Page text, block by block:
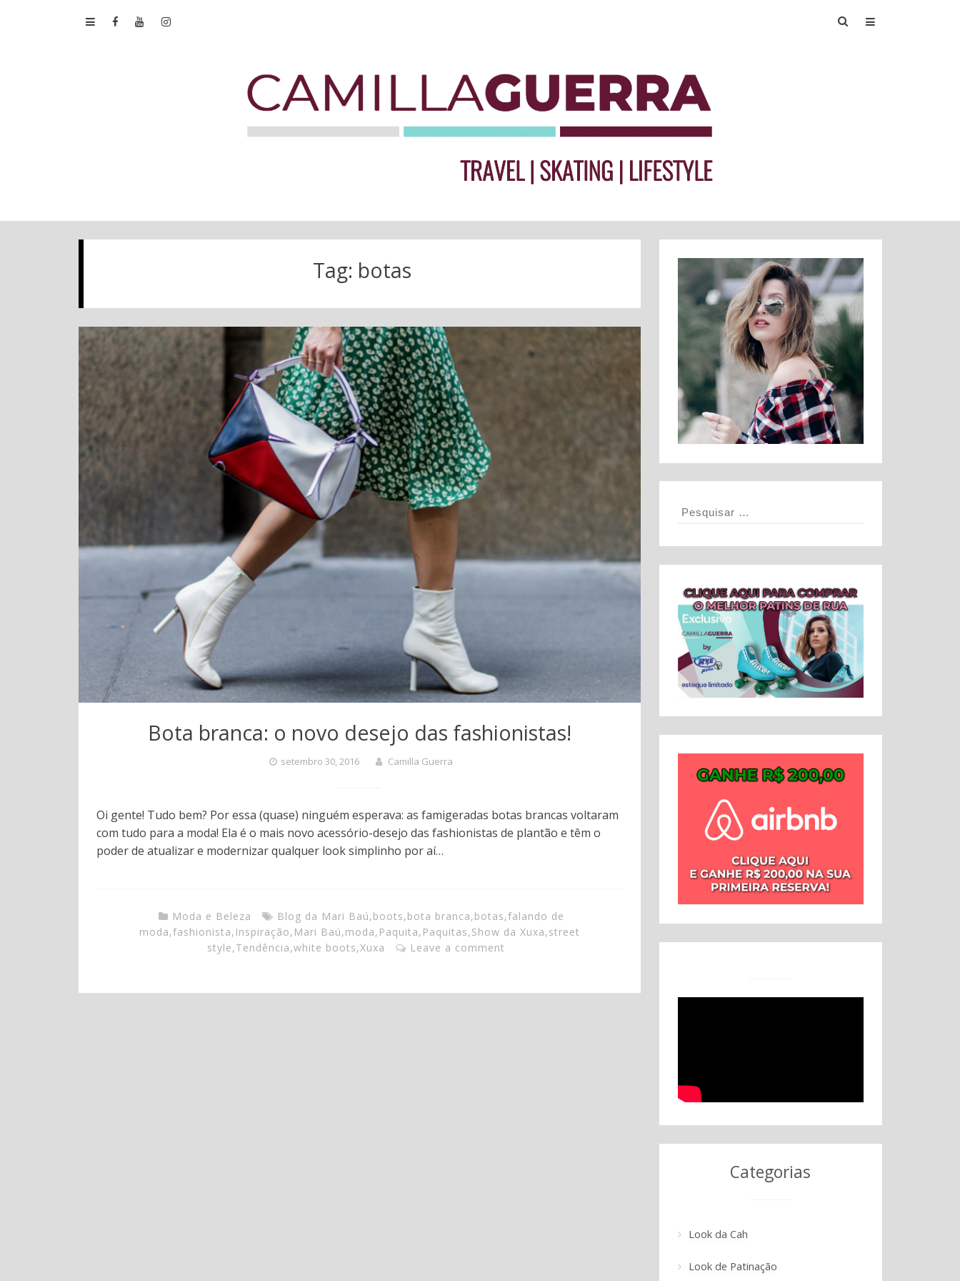
Tag: botas
Bota branca: o novo desejo das fashionistas!
setembro 30, 2016 Camilla Guerra
Oi gente! Tudo bem? Por essa (quase) ninguém esperava: as famigeradas botas brancas voltaram
com tudo para a moda! Ela é o mais novo acessório-desejo das fashionistas de plantão e têm o
poder de atualizar e modernizar qualquer look simplinho por aí…
Moda e Beleza Blog da Mari Baú,boots,bota branca,botas,falando de
moda,fashionista, Inspiração, Mari Baú,moda, Paquita, Paquitas,Show da Xuxa,street
style,Tendência,white boots,Xuxa Leave a comment
Categorias
Look da Cah
Look de Patinação